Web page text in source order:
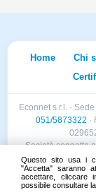
Questo sito usa i
"Accetta" saranno
accettare, cliccare
possibile consultare
Home Chi
Econnet s.r.l. ·
051/5873322 ·
Società soggetta
Holding s.r.l. ·